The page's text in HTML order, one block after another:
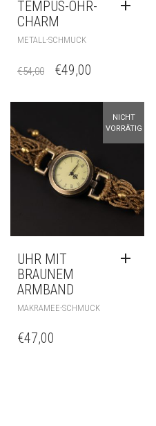
TEMPUS-OHR-
CHARM
METALL-SCHMUCK
€54,00 €49,00
NICHT
VORRÄTIG
UHR MIT
BRAUNEM
ARMBAND
MAKRAMEE-SCHMUCK
€47,00